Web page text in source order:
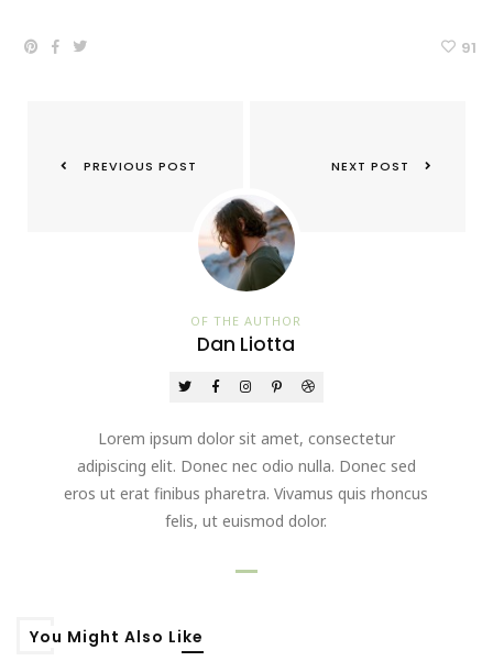
91
PREVIOUS POST NEXT POST
OF THE AUTHOR
Dan Liotta
Lorem ipsum dolor sit amet, consectetur
adipiscing elit. Donec nec odio nulla. Donec sed
eros ut erat finibus pharetra. Vivamus quis rhoncus
felis, ut euismod dolor.
You Might Also Like